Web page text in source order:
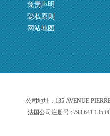
免责声明
隐私原则
网站地图
公司地址：135 AVENUE
法国公司注册号 : 793 641 135